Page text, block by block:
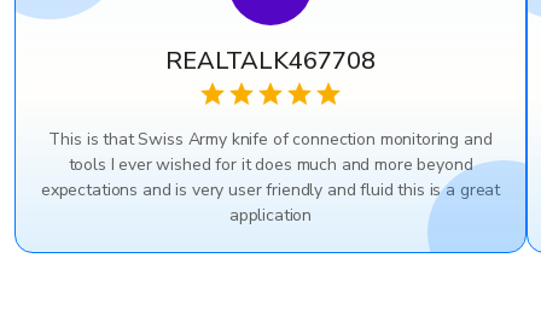
REALTALK467708
This is that Swiss Army knife of connection monitoring and
tools I ever wished for it does much and more beyond
expectations and is very user friendly and fluid this is a great
application